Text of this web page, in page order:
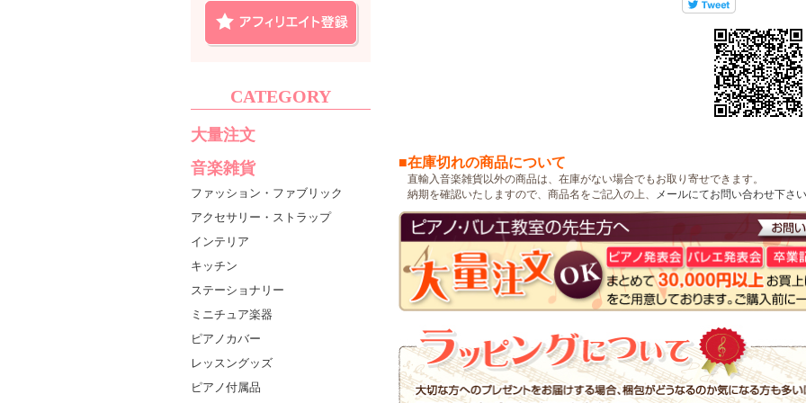
CATEGORY
大量注文
音楽雑貨
ファッション・ファブリック
アクセサリー・ストラップ
インテリア
キッチン
ステーショナリー
ミニチュア楽器
ピアノカバー
レッスングッズ
ピアノ付属品
■在庫切れの商品について
直輸入音楽雑貨以外の商品は、在庫がない場合でもお取り寄せできます。
納期を確認いたしますので、商品名をご記入の上、
メールにてお問い合わせ下さ